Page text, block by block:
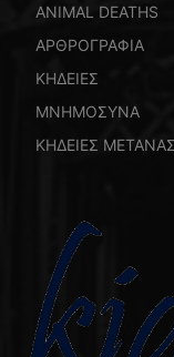
ANIMAL DEATHS
ΑΡΘΡΟΓΡΑΦΙΑ
ΚΗΔΕΙΕΣ
ΜΝΗΜΟΣΥΝΑ
ΚΗΔΕΙΕΣ